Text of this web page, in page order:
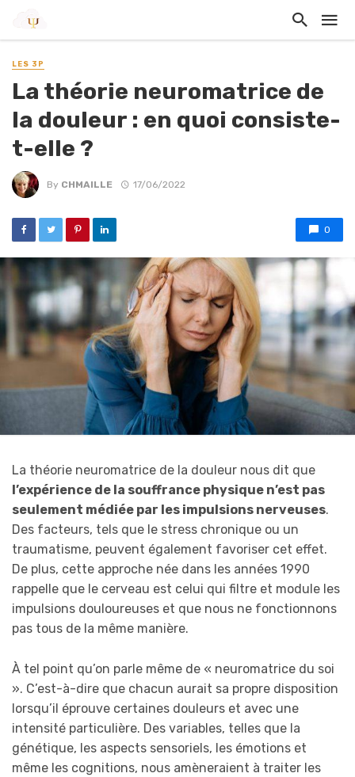
LES 3P
La théorie neuromatrice de
la douleur : en quoi consiste-
t-elle ?
By CHMAILLE 17/06/2022
0
La théorie neuromatrice de la douleur nous dit que
l’expérience de la souffrance physique n’est pas
seulement médiée par les impulsions nerveuses.
Des facteurs, tels que le stress chronique ou un
traumatisme, peuvent également favoriser cet effet.
De plus, cette approche née dans les années 1990
rappelle que le cerveau est celui qui filtre et module les
impulsions douloureuses et que nous ne fonctionnons
pas tous de la même manière.
À tel point qu’on parle même de « neuromatrice du soi
». C’est-à-dire que chacun aurait sa propre disposition
lorsqu’il éprouve certaines douleurs et avec une
intensité particulière. Des variables, telles que la
génétique, les aspects sensoriels, les émotions et
même les cognitions, nous amèneraient à traiter les